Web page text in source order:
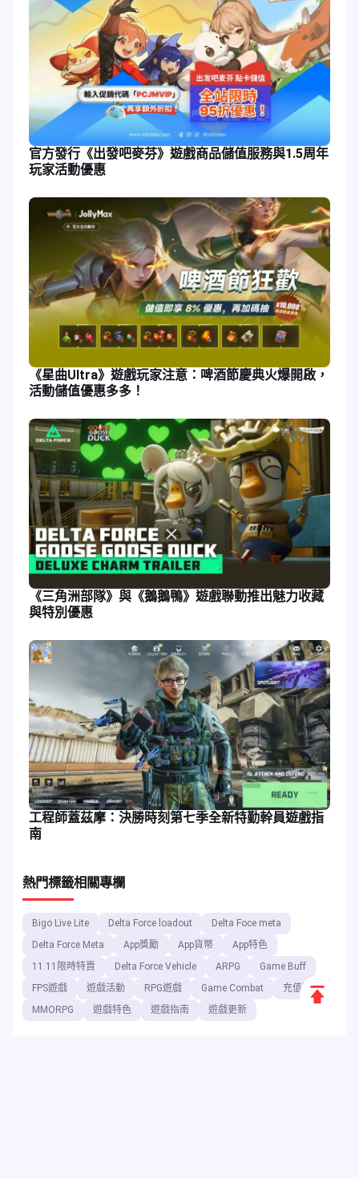
官方發行《出發吧麥芬》遊戲商品儲值服務與1.5周年
玩家活動優惠
《星曲Ultra》遊戲玩家注意：啤酒節慶典火爆開啟，
活動儲值優惠多多！
《三角洲部隊》與《鵝鵝鴨》遊戲聯動推出魅力收藏
與特別優惠
工程師蓋茲摩：決勝時刻第七季全新特勤幹員遊戲指
南
熱門標籤相關專欄
Bigo Live Lite Delta Force loadout
Delta Foce meta
Delta Force Meta
App獎勵 App貨幣
App特色
11.11限時特賣
Delta Force Vehicle ARPG
Game Buff
FPS遊戲
遊戲活動 RPG遊戲 Game Combat
充值遊戲
MMORPG
遊戲特色 遊戲指南 遊戲更新
返